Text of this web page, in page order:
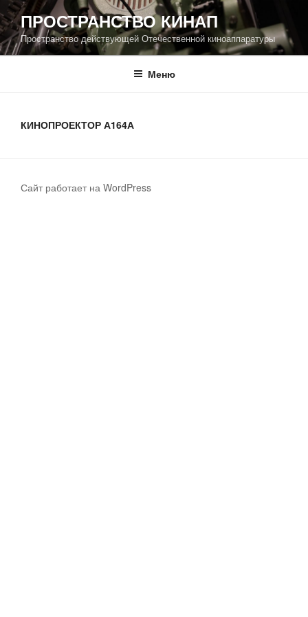
Перейти
к
содержимому
ПРОСТРАНСТВО КИНАП
Пространство действующей Отечественной киноаппаратуры
Меню
КИНОПРОЕКТОР А164А
Сайт работает на WordPress